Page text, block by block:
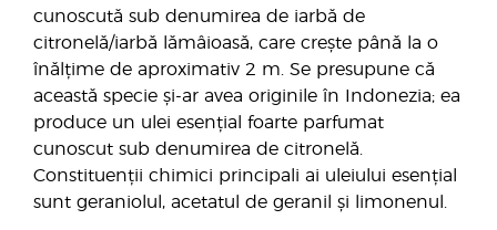
cunoscută sub denumirea de iarbă de
citronelă/iarbă lămâioasă, care crește până la o
înălțime de aproximativ 2 m. Se presupune că
această specie și-ar avea originile în Indonezia; ea
produce un ulei esențial foarte parfumat
cunoscut sub denumirea de citronelă.
Constituenții chimici principali ai uleiului esențial
sunt geraniolul, acetatul de geranil și limonenul.